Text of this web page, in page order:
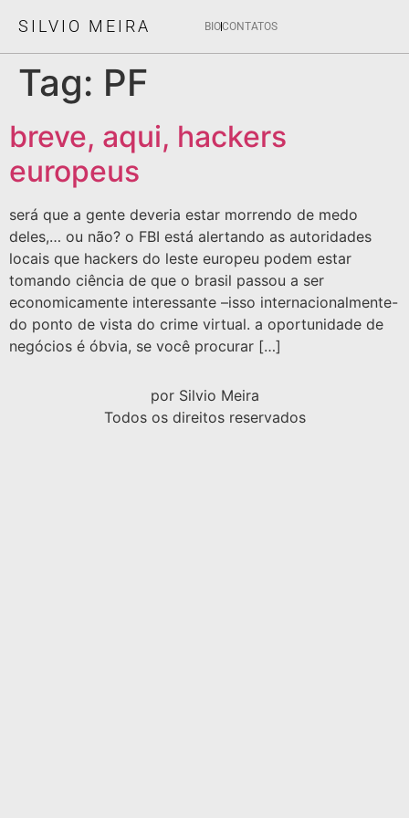
SILVIO MEIRA BIOCONTATOS
Tag: PF
breve, aqui, hackers
europeus
será que a gente deveria estar morrendo de medo
deles,… ou não? o FBI está alertando as autoridades
locais que hackers do leste europeu podem estar
tomando ciência de que o brasil passou a ser
economicamente interessante –isso internacionalmente-
do ponto de vista do crime virtual. a oportunidade de
negócios é óbvia, se você procurar […]
por Silvio Meira
Todos os direitos reservados